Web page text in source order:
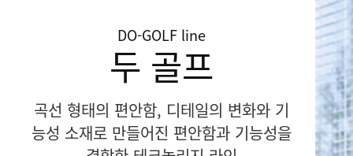
DO-GOLF line
두 골프
곡선 형태의 편안함, 디테일의 변화와 기
능성 소재로 만들어진 편안함과 기능성을